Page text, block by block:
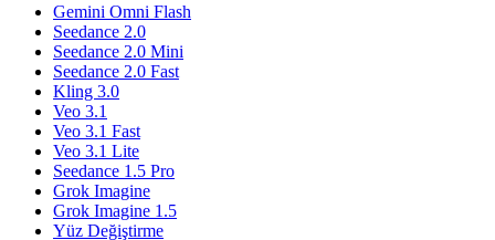
Gemini Omni Flash
Seedance 2.0
Seedance 2.0 Mini
Seedance 2.0 Fast
Kling 3.0
Veo 3.1
Veo 3.1 Fast
Veo 3.1 Lite
Seedance 1.5 Pro
Grok Imagine
Grok Imagine 1.5
Yüz Değiştirme